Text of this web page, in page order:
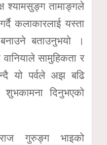
श्यामसुङ्ग तामाङ्गले
कलाकारलाई यस्ता
बताउनुभयो ।
सामुहिकता र
यो पर्वले अझ बढि
दिनुभएको
गुरुङ्ग भाइको